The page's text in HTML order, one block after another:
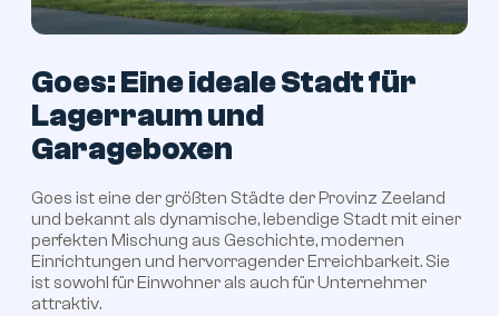
Goes: Eine ideale Stadt für
Lagerraum und
Garageboxen
Goes ist eine der größten Städte der Provinz Zeeland
und bekannt als dynamische, lebendige Stadt mit einer
perfekten Mischung aus Geschichte, modernen
Einrichtungen und hervorragender Erreichbarkeit. Sie
ist sowohl für Einwohner als auch für Unternehmer
attraktiv.